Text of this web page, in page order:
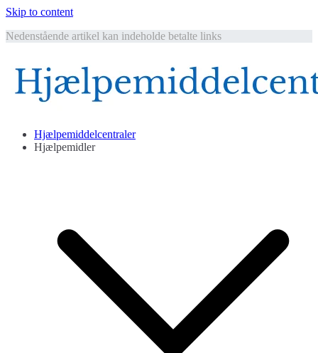
Skip to content
Nedenstående artikel kan indeholde betalte links
Hjælpemiddelcentralen
Hjælpemidler til ældre
Hjælpemiddelcentraler
Hjælpemidler